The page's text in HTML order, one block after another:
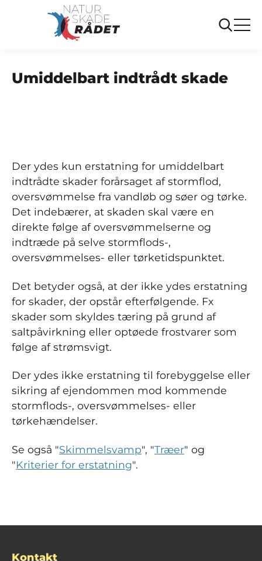
Ofte stillede spørgsmål
Umiddelbart indtrådt skade
Der ydes kun erstatning for umiddelbart
indtrådte skader forårsaget af stormflod,
oversvømmelse fra vandløb og søer og tørke.
Det indebærer, at skaden skal være en
direkte følge af oversvømmelserne og
indtræde på selve stormflods-,
oversvømmelses- eller tørketidspunktet.
Det betyder også, at der ikke ydes erstatning
for skader, der opstår efterfølgende. Fx
skader som skyldes tæring på grund af
saltpåvirkning eller optøede frostvarer som
følge af strømsvigt.
Der ydes ikke erstatning til forebyggelse eller
sikring af ejendommen mod kommende
stormflods-, oversvømmelses- eller
tørkehændelser.
Se også "Skimmelsvamp", "Træer" og
"Kriterier for erstatning".
Kontakt